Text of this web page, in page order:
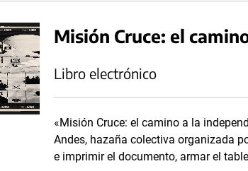
Misión Cruce: el
Libro electrónico
«Misión Cruce: el camino a la
Andes, hazaña colectiva organizada
e imprimir el documento, armar el